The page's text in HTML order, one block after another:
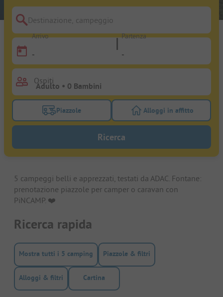
Destinazione, campeggio
Arrivo
-
Partenza
-
Ospiti
Attivare il filtro piazzole per cercare piazzole
Piazzole Attivare il filtro
Alloggi in affitto
Ricerca
5 campeggi belli e apprezzati, testati da ADAC. Fontane:
prenotazione piazzole per camper o caravan con
PiNCAMP. ❤️️
Ricerca rapida
Mostra tutti i 5 camping Piazzole & filtri
Alloggi & filtri Cartina